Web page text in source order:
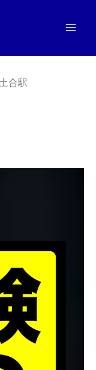
土合駅